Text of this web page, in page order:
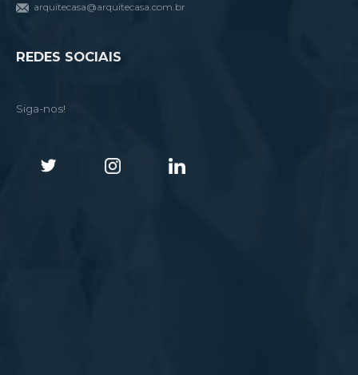
arquitecasa@arquitecasa.com.br
REDES SOCIAIS
Siga-nos!